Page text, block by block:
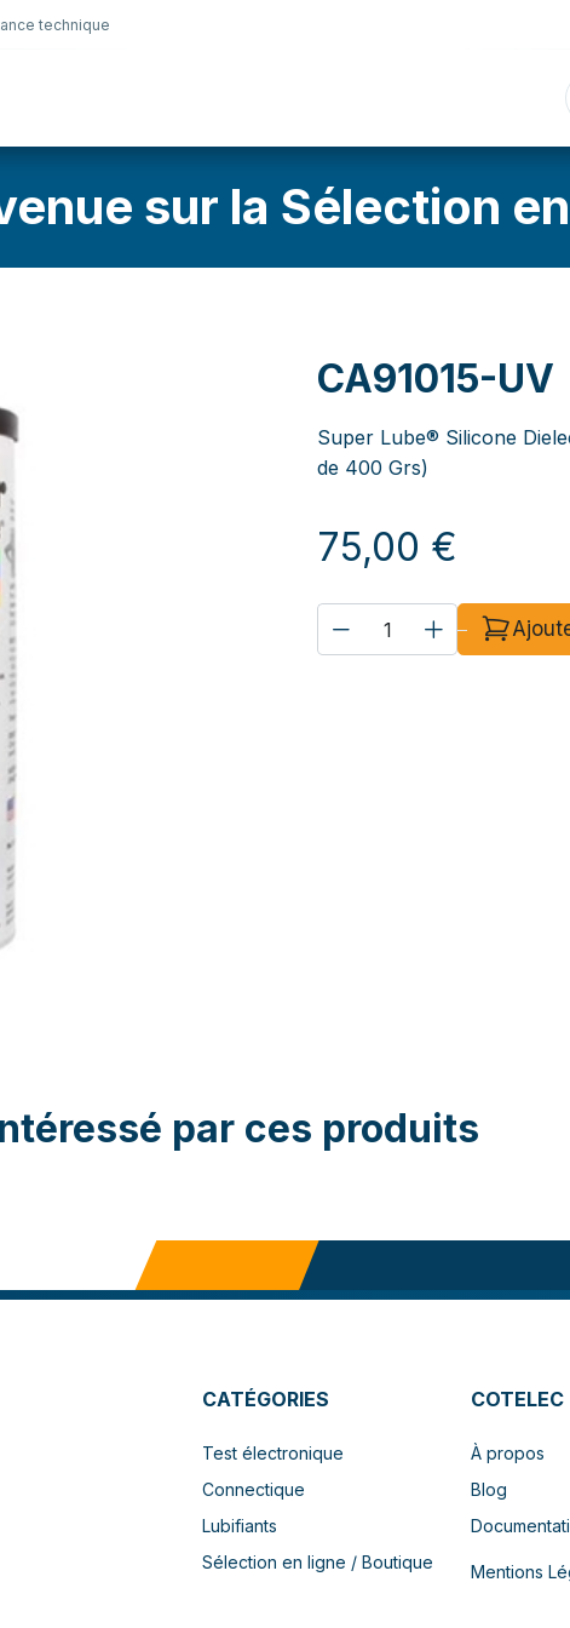
technique
Sélection en
sur la Sélection
CA91015-UV
Super Lube® Silicone
de 400 Grs)
75,00 €
par ces produits
CATÉGORIES
Test électronique
Connectique
Lubifiants
Sélection en ligne / Boutique
COTELEC
À propos
Blog
Mentions